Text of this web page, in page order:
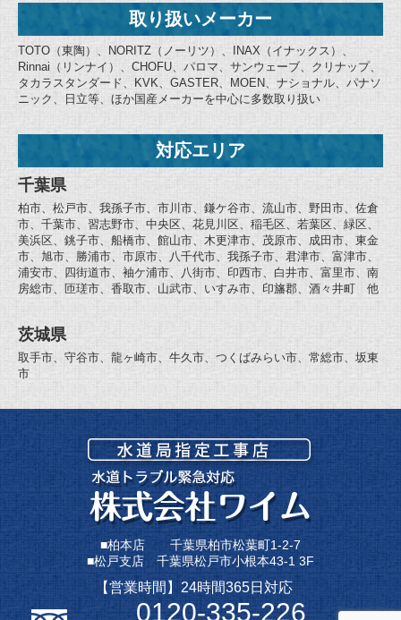
取り扱いメーカー
TOTO（東陶）、NORITZ（ノーリツ）、INAX（イナックス）、
Rinnai（リンナイ）、CHOFU、パロマ、サンウェーブ、クリナップ、
タカラスタンダード、KVK、GASTER、MOEN、ナショナル、パナソ
ニック、日立等、ほか国産メーカーを中心に多数取り扱い
対応エリア
千葉県
柏市、松戸市、我孫子市、市川市、鎌ケ谷市、流山市、野田市、佐倉
市、千葉市、習志野市、中央区、花見川区、稲毛区、若葉区、緑区、
美浜区、銚子市、船橋市、館山市、木更津市、茂原市、成田市、東金
市、旭市、勝浦市、市原市、八千代市、我孫子市、君津市、富津市、
浦安市、四街道市、袖ケ浦市、八街市、印西市、白井市、富里市、南
房総市、匝瑳市、香取市、山武市、いすみ市、印旛郡、酒々井町 他
茨城県
取手市、守谷市、龍ヶ崎市、牛久市、つくばみらい市、常総市、坂東
市
■柏本店 千葉県柏市松葉町1-2-7
■松戸支店 千葉県松戸市小根本43-1 3F
【営業時間】24時間365日対応
0120-335-226